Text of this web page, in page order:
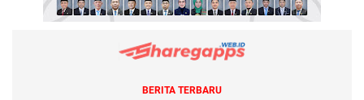
BERITA TERBARU